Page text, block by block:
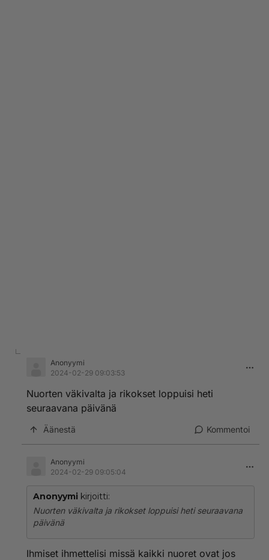
Anonyymi
2024-02-29 09:03:53
Nuorten väkivalta ja rikokset loppuisi heti
seuraavana päivänä
Äänestä Kommentoi
Anonyymi
2024-02-29 09:05:04
Anonyymi kirjoitti:
Nuorten väkivalta ja rikokset loppuisi heti seuraavana
päivänä
Ihmiset ihmettelisi missä kaikki nuoret ovat jos